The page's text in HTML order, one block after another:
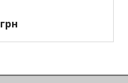
грн